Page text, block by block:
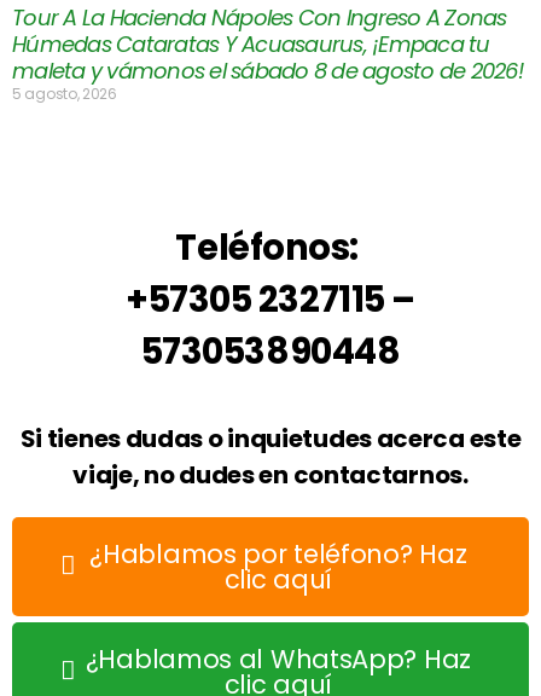
Tour A La Hacienda Nápoles Con Ingreso A Zonas
Húmedas Cataratas Y Acuasaurus, ¡Empaca tu
maleta y vámonos el sábado 8 de agosto de 2026!
5 agosto, 2026
Teléfonos:
+57305 2327115 –
573053890448
Si tienes dudas o inquietudes acerca este
viaje, no dudes en contactarnos.
¿Hablamos por teléfono? Haz
clic aquí
¿Hablamos al WhatsApp? Haz
clic aquí